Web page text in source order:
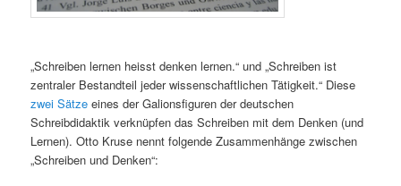
„Schreiben lernen heisst denken lernen.“ und „Schreiben ist
zentraler Bestandteil jeder wissenschaftlichen Tätigkeit.“ Diese
zwei Sätze eines der Galionsfiguren der deutschen
Schreibdidaktik verknüpfen das Schreiben mit dem Denken (und
Lernen). Otto Kruse nennt folgende Zusammenhänge zwischen
„Schreiben und Denken“: